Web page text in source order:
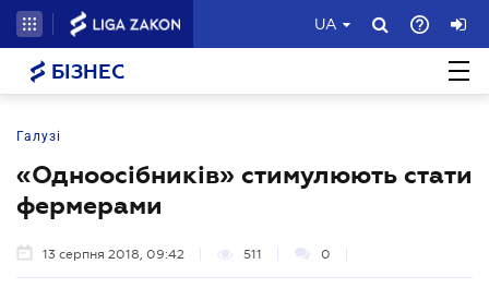
UA
БІЗНЕС
Галузі
«Одноосібників» стимулюють стати
фермерами
13 серпня 2018, 09:42 511 0